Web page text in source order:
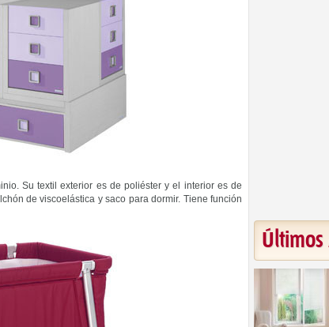
Su textil exterior es de poliéster y el interior es de
de viscoelástica y saco para dormir. Tiene función